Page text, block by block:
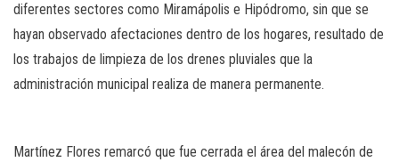
diferentes sectores como Miramápolis e Hipódromo, sin que se
hayan observado afectaciones dentro de los hogares, resultado de
los trabajos de limpieza de los drenes pluviales que la
administración municipal realiza de manera permanente.
Martínez Flores remarcó que fue cerrada el área del malecón de